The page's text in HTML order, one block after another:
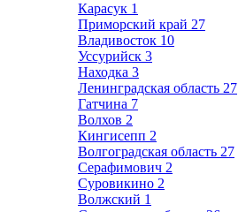
Карасук 1
Приморский край 27
Владивосток 10
Уссурийск 3
Находка 3
Ленинградская область 27
Гатчина 7
Волхов 2
Кингисепп 2
Волгоградская область 27
Серафимович 2
Суровикино 2
Волжский 1